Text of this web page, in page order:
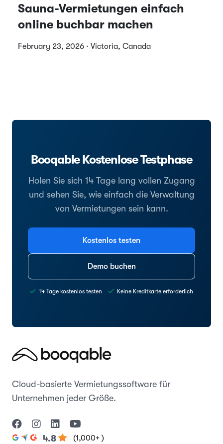
Sauna-Vermietungen einfach
online buchbar machen
February 23, 2026 · Victoria, Canada
Booqable Kostenlose Testphase
Holen Sie sich 14 Tage lang vollen Zugang
und sehen Sie, wie einfach die Verwaltung
von Vermietungen sein kann.
Kostenlos testen
Demo buchen
14 Tage kostenlos testen Keine Kreditkarte erforderlich
Cloud-basierte Vermietungssoftware für
Unternehmen jeder Größe.
4.8 (1,000+ )